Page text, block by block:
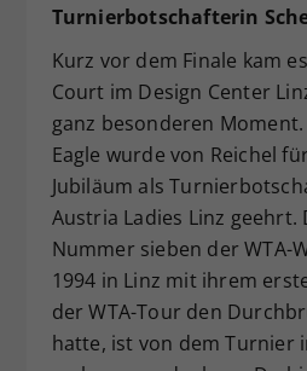
Turnierbotschafterin
Kurz vor dem Finale kam
Court im Design Center
ganz besonderen
Eagle wurde von Reichel
Jubiläum als
Austria Ladies Linz geehrt.
Nummer sieben der WTA-
1994 in Linz mit ihrem
der WTA-Tour den
hatte, ist von dem Turnier